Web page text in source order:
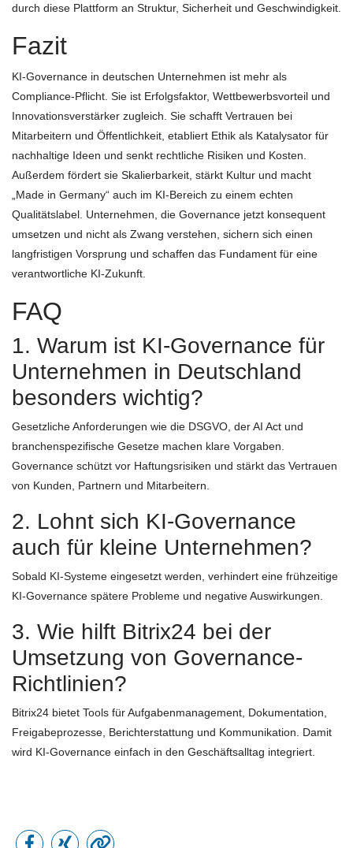
durch diese Plattform an Struktur, Sicherheit und Geschwindigkeit.
Fazit
KI-Governance in deutschen Unternehmen ist mehr als
Compliance-Pflicht. Sie ist Erfolgsfaktor, Wettbewerbsvorteil und
Innovationsverstärker zugleich. Sie schafft Vertrauen bei
Mitarbeitern und Öffentlichkeit, etabliert Ethik als Katalysator für
nachhaltige Ideen und senkt rechtliche Risiken und Kosten.
Außerdem fördert sie Skalierbarkeit, stärkt Kultur und macht
„Made in Germany“ auch im KI-Bereich zu einem echten
Qualitätslabel. Unternehmen, die Governance jetzt konsequent
umsetzen und nicht als Zwang verstehen, sichern sich einen
langfristigen Vorsprung und schaffen das Fundament für eine
verantwortliche KI-Zukunft.
FAQ
1. Warum ist KI-Governance für
Unternehmen in Deutschland
besonders wichtig?
Gesetzliche Anforderungen wie die DSGVO, der AI Act und
branchenspezifische Gesetze machen klare Vorgaben.
Governance schützt vor Haftungsrisiken und stärkt das Vertrauen
von Kunden, Partnern und Mitarbeitern.
2. Lohnt sich KI-Governance
auch für kleine Unternehmen?
Sobald KI-Systeme eingesetzt werden, verhindert eine frühzeitige
KI-Governance spätere Probleme und negative Auswirkungen.
3. Wie hilft Bitrix24 bei der
Umsetzung von Governance-
Richtlinien?
Bitrix24 bietet Tools für Aufgabenmanagement, Dokumentation,
Freigabeprozesse, Berichterstattung und Kommunikation. Damit
wird KI-Governance einfach in den Geschäftsalltag integriert.